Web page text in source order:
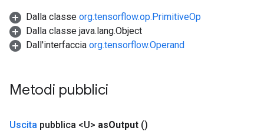
Dalla classe org.tensorflow.op.PrimitiveOp
Dalla classe java.lang.Object
Dall'interfaccia org.tensorflow.Operand
Metodi pubblici
Uscita pubblica <U> asOutput ()